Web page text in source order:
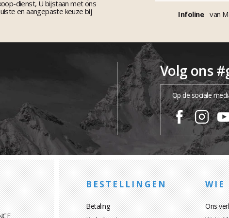
dienst, U bijstaan met ons
en aangepaste keuze bij
Infoline van
Volg ons
Op de sociale
BESTELLINGEN
Betaling
WIE
Ons